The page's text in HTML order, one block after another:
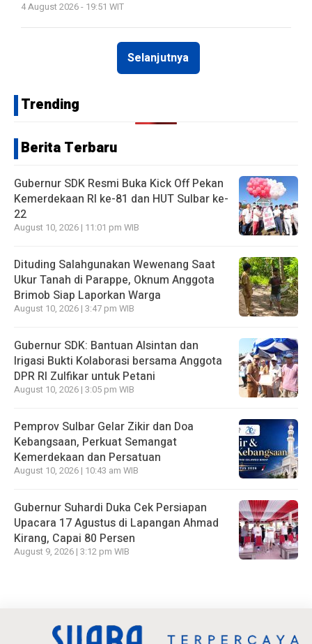
4 August 2026 - 19:51 WIT
Selanjutnya
Trending
Berita Terbaru
Gubernur SDK Resmi Buka Kick Off Pekan
Kemerdekaan RI ke-81 dan HUT Sulbar ke-
22
August 10, 2026 | 11:01 pm WIB
Dituding Salahgunakan Wewenang Saat
Ukur Tanah di Parappe, Oknum Anggota
Brimob Siap Laporkan Warga
August 10, 2026 | 3:47 pm WIB
Gubernur SDK: Bantuan Alsintan dan
Irigasi Bukti Kolaborasi bersama Anggota
DPR RI Zulfikar untuk Petani
August 10, 2026 | 3:05 pm WIB
Pemprov Sulbar Gelar Zikir dan Doa
Kebangsaan, Perkuat Semangat
Kemerdekaan dan Persatuan
August 10, 2026 | 10:43 am WIB
Gubernur Suhardi Duka Cek Persiapan
Upacara 17 Agustus di Lapangan Ahmad
Kirang, Capai 80 Persen
August 9, 2026 | 3:12 pm WIB